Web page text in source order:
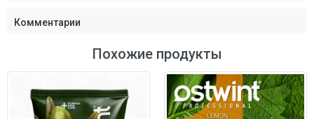
Комментарии
Похожие продукты